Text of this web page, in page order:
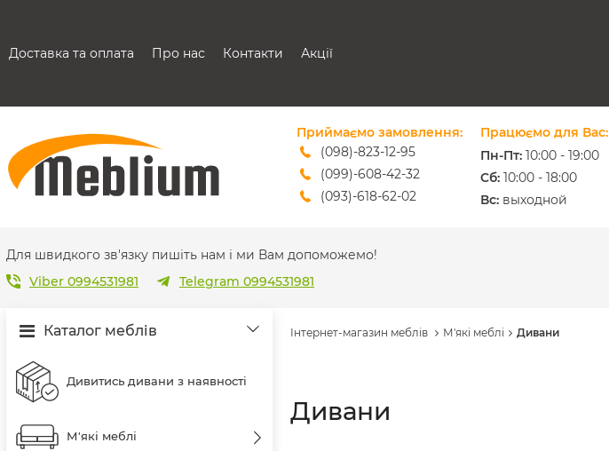
Доставка та оплата Про нас Контакти Акції
Приймаємо замовлення:
(098)-823-12-95
(099)-608-42-32
(093)-618-62-02
sales@meblium.com.ua
Працюємо для Вас:
Пн-Пт: 10:00 - 19:00
Cб: 10:00 - 18:00
Вс: выходной
Для швидкого зв'язку пишіть нам і ми Вам допоможемо!
Viber 0994531981
Telegram 0994531981
Каталог меблів
Дивитись дивани з наявності
М'які меблі
Інтернет-магазин меблів М'які меблі Дивани
Дивани